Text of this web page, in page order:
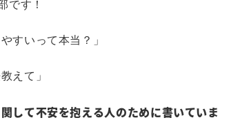
です！
すいって本当？」
えて」
して不安を抱える人のために書いていま